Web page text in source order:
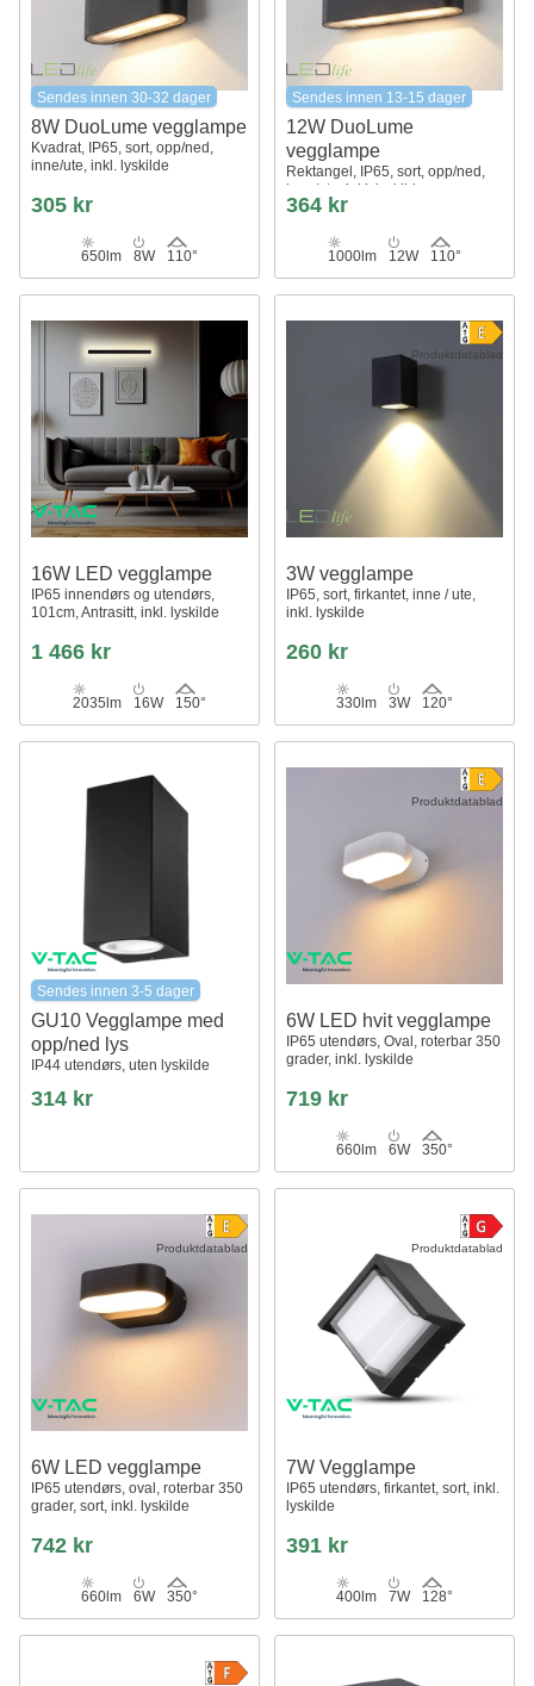
Sendes innen 30-32 dager
8W DuoLume vegglampe
Kvadrat, IP65, sort, opp/ned,
inne/ute, inkl. lyskilde
305 kr
650lm 8W 110°
Sendes innen 13-15 dager
12W DuoLume
vegglampe
Rektangel, IP65, sort, opp/ned,
inne/ute, inkl. lyskilde
364 kr
1000lm 12W 110°
16W LED vegglampe
IP65 innendørs og utendørs,
101cm, Antrasitt, inkl. lyskilde
1 466 kr
2035lm 16W 150°
Produktdatablad
3W vegglampe
IP65, sort, firkantet, inne / ute,
inkl. lyskilde
260 kr
330lm 3W 120°
Sendes innen 3-5 dager
GU10 Vegglampe med
opp/ned lys
IP44 utendørs, uten lyskilde
314 kr
Produktdatablad
6W LED hvit vegglampe
IP65 utendørs, Oval, roterbar 350
grader, inkl. lyskilde
719 kr
660lm 6W 350°
Produktdatablad
6W LED vegglampe
IP65 utendørs, oval, roterbar 350
grader, sort, inkl. lyskilde
742 kr
660lm 6W 350°
Produktdatablad
7W Vegglampe
IP65 utendørs, firkantet, sort, inkl.
lyskilde
391 kr
400lm 7W 128°